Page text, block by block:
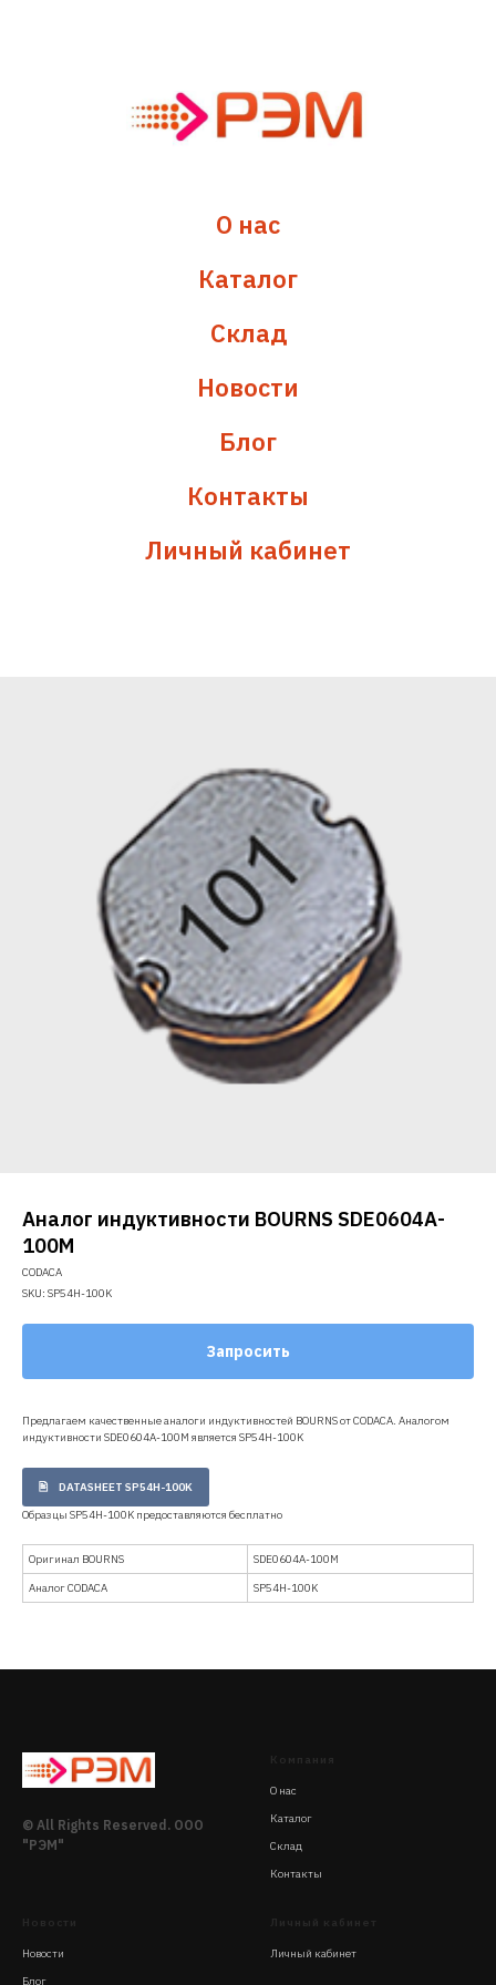
О нас
Каталог
Склад
Новости
Блог
Контакты
Личный кабинет
Аналог индуктивности BOURNS SDE0604A-
100M
CODACA
SKU: SP54H-100K
Запросить
Предлагаем качественные аналоги индуктивностей BOURNS от CODACA. Аналогом
индуктивности SDE0604A-100M является SP54H-100K
DATASHEET SP54H-100K
Образцы SP54H-100K предоставляются бесплатно
Оригинал BOURNS
SDE0604A-100M
Аналог CODACA
SP54H-100K
© All Rights Reserved. ООО
"РЭМ"
Компания
О нас
Каталог
Склад
Контакты
Новости
Новости
Блог
Личный кабинет
Личный кабинет